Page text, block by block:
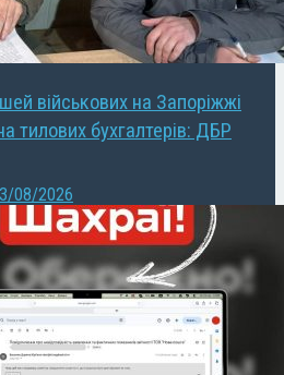
військових на Запоріжжі
тилових бухгалтерів: ДБР
08/2026